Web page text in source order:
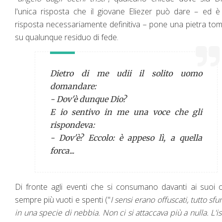
l'unica risposta che il giovane Eliezer può dare – ed
risposta necessariamente definitiva – pone una pietra
su qualunque residuo di fede.
Dietro di me udii il solito uomo
domandare:
- Dov'è dunque Dio?
E io sentivo in me una voce che gli
rispondeva:
- Dov'è? Eccolo: è appeso lì, a quella
forca...
Di fronte agli eventi che si consumano davanti ai suoi
sempre più vuoti e spenti ("I sensi erano offuscati, tutto
in una specie di nebbia. Non ci si attaccava più a nulla.